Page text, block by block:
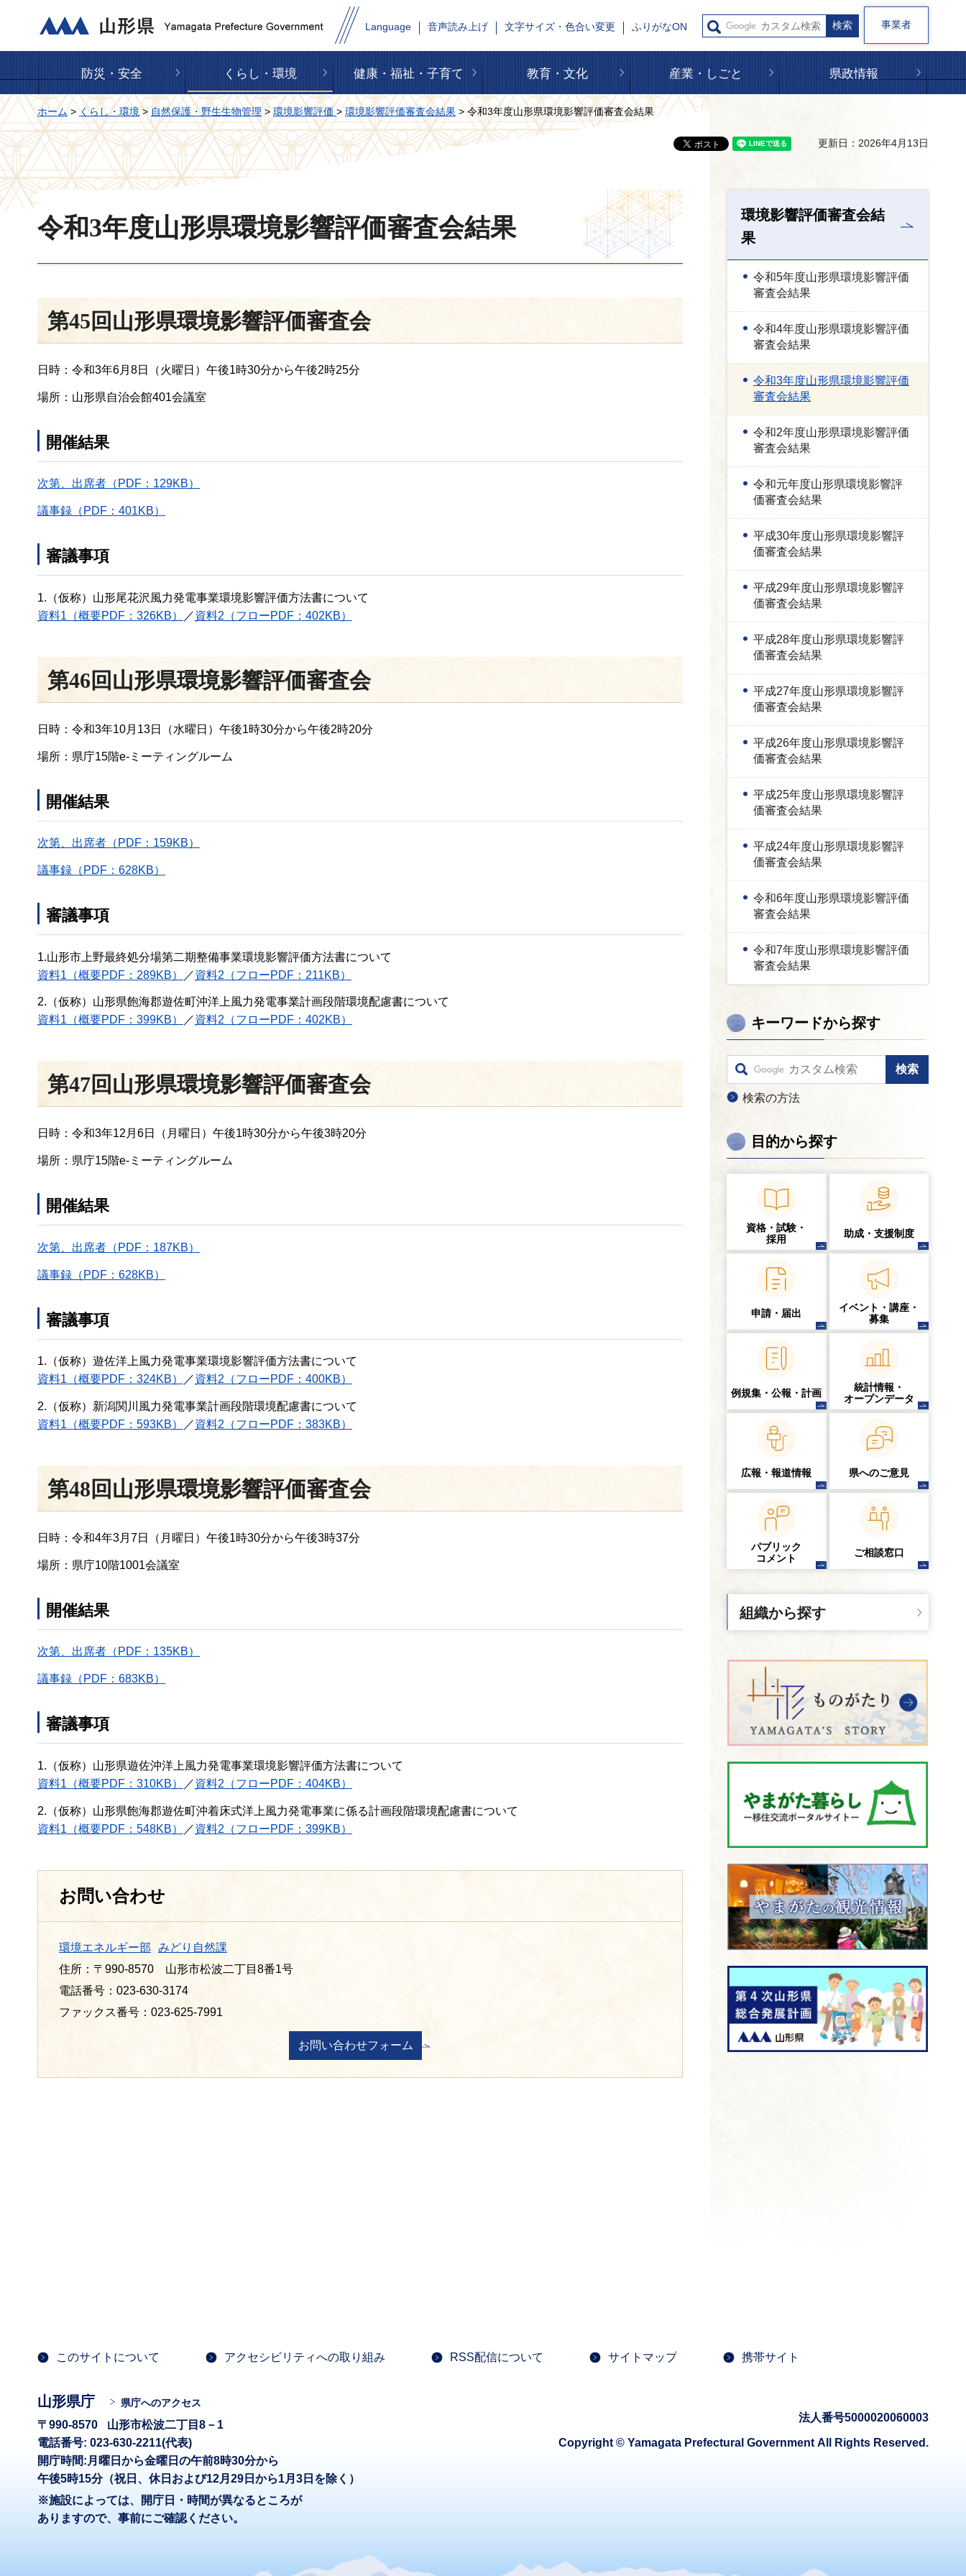
山形県 Language 音声読み上げ 文字サイズ・色合い変更 ふりがなON 事業者
防災・安全 くらし・環境 健康・福祉・子育て 教育・文化 産業・しごと 県政情報
ホーム>くらし・環境 >自然保護・野生生物管理>環境影響評価>環境影響評価審査会結果 > 令和3年度山形県環境影響評価審査会結果
更新日：2026年4月13日
令和3年度山形県環境影響評価審査会結果
第45回山形県環境影響評価審査会
日時：令和3年6月8日（火曜日）午後1時30分から午後2時25分
場所：山形県自治会館401会議室
開催結果
次第、出席者（PDF：129KB）
議事録（PDF：401KB）
審議事項
1.（仮称）山形尾花沢風力発電事業環境影響評価方法書について
資料1（概要PDF：326KB）
／資料2（フローPDF：402KB）
第46回山形県環境影響評価審査会
日時：令和3年10月13日（水曜日）午後1時30分から午後2時20分
場所：県庁15階e-ミーティングルーム
開催結果
次第、出席者（PDF：159KB）
議事録（PDF：628KB）
審議事項
1.山形市上野最終処分場第二期整備事業環境影響評価方法書について
資料1（概要PDF：289KB）
／資料2（フローPDF：211KB）
2.（仮称）山形県飽海郡遊佐町沖洋上風力発電事業計画段階環境配慮書について
資料1（概要PDF：399KB）
／資料2（フローPDF：402KB）
第47回山形県環境影響評価審査会
日時：令和3年12月6日（月曜日）午後1時30分から午後3時20分
場所：県庁15階e-ミーティングルーム
開催結果
次第、出席者（PDF：187KB）
議事録（PDF：628KB）
審議事項
1.（仮称）遊佐洋上風力発電事業環境影響評価方法書について
資料1（概要PDF：324KB）
／資料2（フローPDF：400KB）
2.（仮称）新潟関川風力発電事業計画段階環境配慮書について
資料1（概要PDF：593KB）
／資料2（フローPDF：383KB）
第48回山形県環境影響評価審査会
日時：令和4年3月7日（月曜日）午後1時30分から午後3時37分
場所：県庁10階1001会議室
開催結果
次第、出席者（PDF：135KB）
議事録（PDF：683KB）
審議事項
1.（仮称）山形県遊佐沖洋上風力発電事業環境影響評価方法書について
資料1（概要PDF：310KB）
／資料2（フローPDF：404KB）
2.（仮称）山形県飽海郡遊佐町沖着床式洋上風力発電事業に係る計画段階環境配慮書について
資料1（概要PDF：548KB）
／資料2（フローPDF：399KB）
お問い合わせ
環境エネルギー部
みどり自然課
住所：〒990-8570 山形市松波二丁目8番1号
電話番号：023-630-3174
ファックス番号：023-625-7991
環境影響評価審査会結
果
令和5年度山形県環境影響評価
審査会結果
令和4年度山形県環境影響評価
審査会結果
令和3年度山形県環境影響評価
審査会結果
令和2年度山形県環境影響評価
審査会結果
令和元年度山形県環境影響評
価審査会結果
平成30年度山形県環境影響評
価審査会結果
平成29年度山形県環境影響評
価審査会結果
平成28年度山形県環境影響評
価審査会結果
平成27年度山形県環境影響評
価審査会結果
平成26年度山形県環境影響評
価審査会結果
平成25年度山形県環境影響評
価審査会結果
平成24年度山形県環境影響評
価審査会結果
令和6年度山形県環境影響評価
審査会結果
令和7年度山形県環境影響評価
審査会結果
キーワードから探す
検索の方法
目的から探す
資格・試験・
採用
助成・支援制度
申請・届出
イベント・講座・
募集
例規集・公報・計画
統計情報・
オープンデータ
広報・報道情報 県へのご意見
パブリック
コメント
ご相談窓口
組織から探す
このサイトについて アクセシビリティへの取り組み RSS配信について サイトマップ 携帯サイト
山形県庁 県庁へのアクセス
〒990-8570
山形市松波二丁目8－1
電話番号: 023-630-2211(代表)
開庁時間:月曜日から金曜日の午前8時30分から
午後5時15分（祝日、休日および12月29日から1月3日を除く）
※施設によっては、開庁日・時間が異なるところが
ありますので、事前にご確認ください。
法人番号5000020060003
Copyright © Yamagata Prefectural Government All Rights Reserved.